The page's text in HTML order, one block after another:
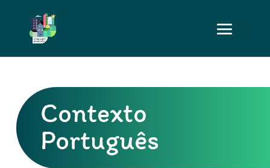
Contexto
Português